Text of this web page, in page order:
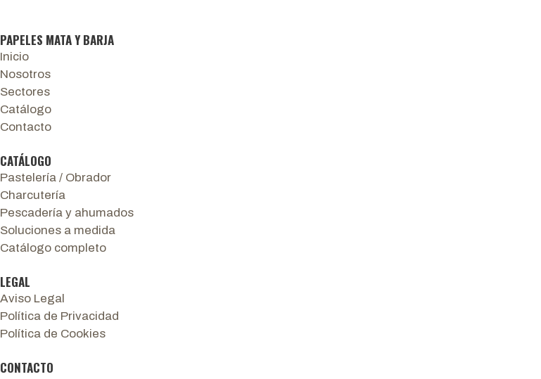
PAPELES MATA Y BARJA
Inicio
Nosotros
Sectores
Catálogo
Contacto
CATÁLOGO
Pastelería / Obrador
Charcutería
Pescadería y ahumados
Soluciones a medida
Catálogo completo
LEGAL
Aviso Legal
Política de Privacidad
Política de Cookies
CONTACTO